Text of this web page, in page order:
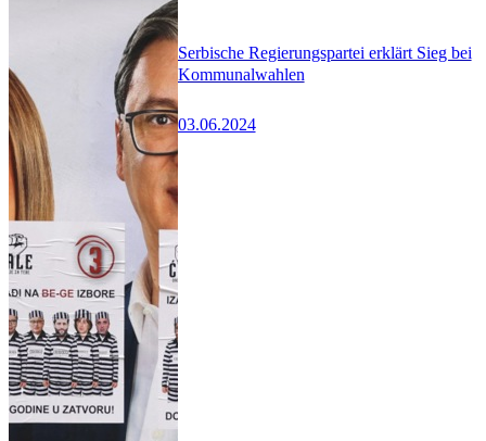
Serbische Regierungspartei erklärt Sieg bei
Kommunalwahlen
03.06.2024